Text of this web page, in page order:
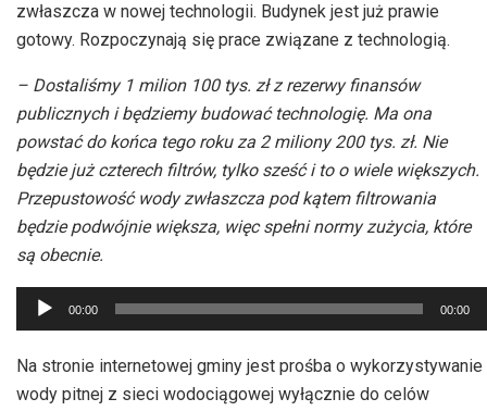
zwłaszcza w nowej technologii. Budynek jest już prawie
gotowy. Rozpoczynają się prace związane z technologią.
– Dostaliśmy 1 milion 100 tys. zł z rezerwy finansów
publicznych i będziemy budować technologię. Ma ona
powstać do końca tego roku za 2 miliony 200 tys. zł. Nie
będzie już czterech filtrów, tylko sześć i to o wiele większych.
Przepustowość wody zwłaszcza pod kątem filtrowania
będzie podwójnie większa, więc spełni normy zużycia, które
są obecnie.
Odtwarzacz
plików
dźwiękowych
00:00 00:00
Na stronie internetowej gminy jest prośba o wykorzystywanie
wody pitnej z sieci wodociągowej wyłącznie do celów